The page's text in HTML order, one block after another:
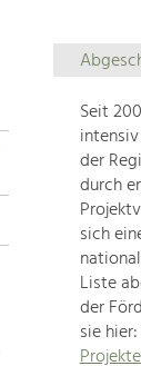
our
is
Seit
der
durch
sich
Liste
der
sie hier: